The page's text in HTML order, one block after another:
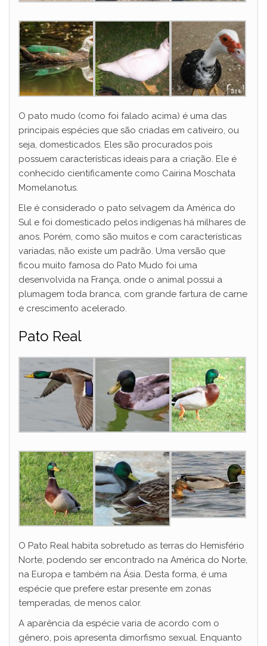
O pato mudo (como foi falado acima) é uma das
principais espécies que são criadas em cativeiro, ou
seja, domesticados. Eles são procurados pois
possuem características ideais para a criação. Ele é
conhecido cientificamente como Cairina Moschata
Momelanotus.
Ele é considerado o pato selvagem da América do
Sul e foi domesticado pelos indígenas há milhares de
anos. Porém, como são muitos e com características
variadas, não existe um padrão. Uma versão que
ficou muito famosa do Pato Mudo foi uma
desenvolvida na França, onde o animal possui a
plumagem toda branca, com grande fartura de carne
e crescimento acelerado.
Pato Real
O Pato Real habita sobretudo as terras do Hemisfério
Norte, podendo ser encontrado na América do Norte,
na Europa e também na Ásia. Desta forma, é uma
espécie que prefere estar presente em zonas
temperadas, de menos calor.
A aparência da espécie varia de acordo com o
gênero, pois apresenta dimorfismo sexual. Enquanto